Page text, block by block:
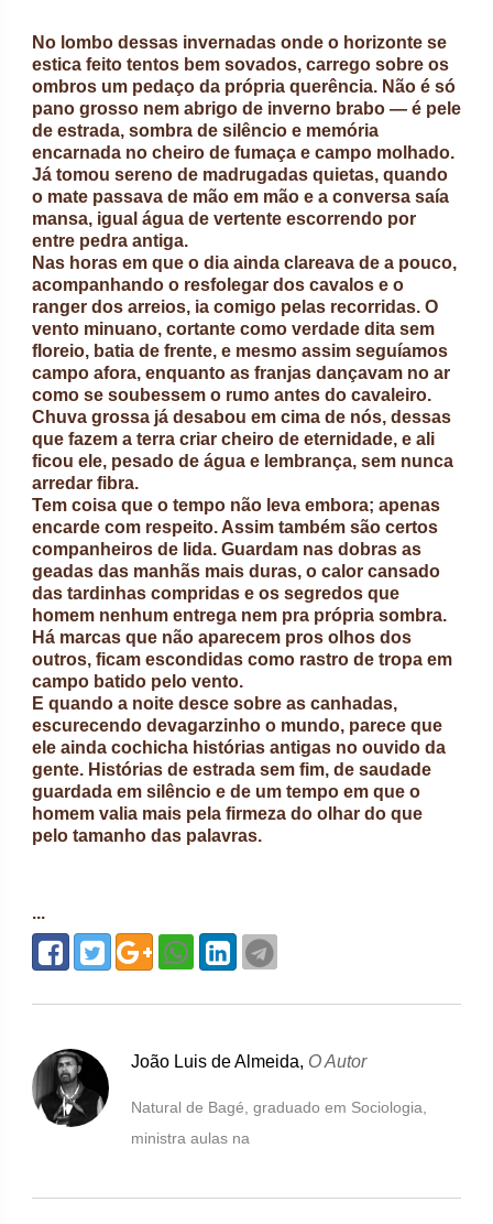
No lombo dessas invernadas onde o horizonte se
estica feito tentos bem sovados, carrego sobre os
ombros um pedaço da própria querência. Não é só
pano grosso nem abrigo de inverno brabo — é pele
de estrada, sombra de silêncio e memória
encarnada no cheiro de fumaça e campo molhado.
Já tomou sereno de madrugadas quietas, quando
o mate passava de mão em mão e a conversa saía
mansa, igual água de vertente escorrendo por
entre pedra antiga.
Nas horas em que o dia ainda clareava de a pouco,
acompanhando o resfolegar dos cavalos e o
ranger dos arreios, ia comigo pelas recorridas. O
vento minuano, cortante como verdade dita sem
floreio, batia de frente, e mesmo assim seguíamos
campo afora, enquanto as franjas dançavam no ar
como se soubessem o rumo antes do cavaleiro.
Chuva grossa já desabou em cima de nós, dessas
que fazem a terra criar cheiro de eternidade, e ali
ficou ele, pesado de água e lembrança, sem nunca
arredar fibra.
Tem coisa que o tempo não leva embora; apenas
encarde com respeito. Assim também são certos
companheiros de lida. Guardam nas dobras as
geadas das manhãs mais duras, o calor cansado
das tardinhas compridas e os segredos que
homem nenhum entrega nem pra própria sombra.
Há marcas que não aparecem pros olhos dos
outros, ficam escondidas como rastro de tropa em
campo batido pelo vento.
E quando a noite desce sobre as canhadas,
escurecendo devagarzinho o mundo, parece que
ele ainda cochicha histórias antigas no ouvido da
gente. Histórias de estrada sem fim, de saudade
guardada em silêncio e de um tempo em que o
homem valia mais pela firmeza do olhar do que
pelo tamanho das palavras.
...
João Luis de Almeida, O Autor
Natural de Bagé, graduado em Sociologia,
ministra aulas na